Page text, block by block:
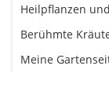
Heilpflanzen
Berühmte
Meine